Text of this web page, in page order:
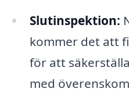
Slutinspektion:
kommer det att
för att
med